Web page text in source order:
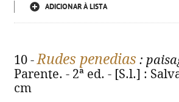
ADICIONAR À LISTA
10 -Rudes penedias :
Parente. - 2ª ed. - [S.l.] :
cm